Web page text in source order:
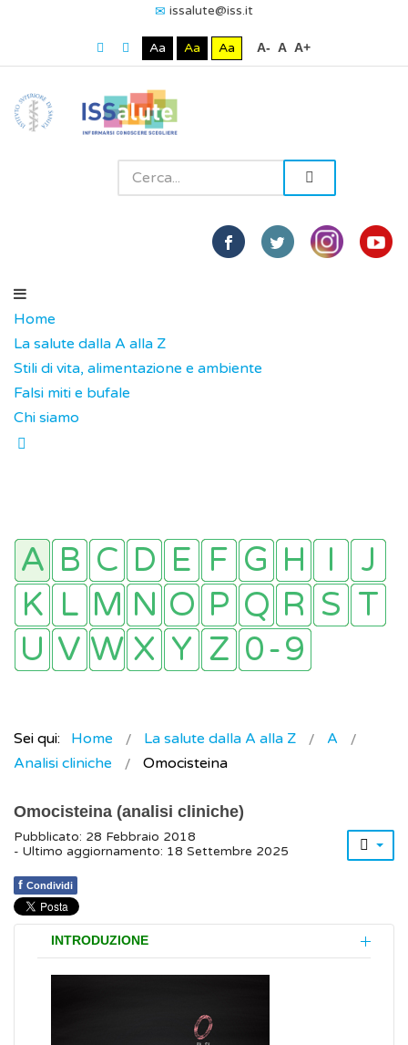
issalute@iss.it
Aa Aa Aa A- A A+
Home
La salute dalla A alla Z
Stili di vita, alimentazione e ambiente
Falsi miti e bufale
Chi siamo
Sei qui: Home La salute dalla A alla Z
A
Analisi cliniche
Omocisteina
Omocisteina (analisi cliniche)
Pubblicato: 28 Febbraio 2018
- Ultimo aggiornamento: 18 Settembre 2025
f Condividi
INTRODUZIONE